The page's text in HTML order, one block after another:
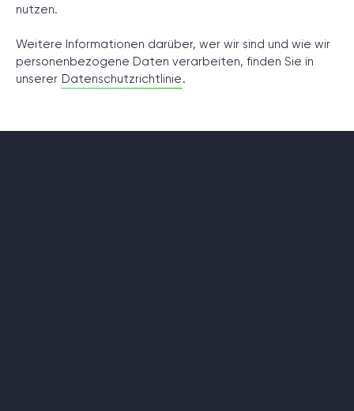
nutzen.
Weitere Informationen darüber, wer wir sind und wie wir
personenbezogene Daten verarbeiten, finden Sie in
unserer Datenschutzrichtlinie.